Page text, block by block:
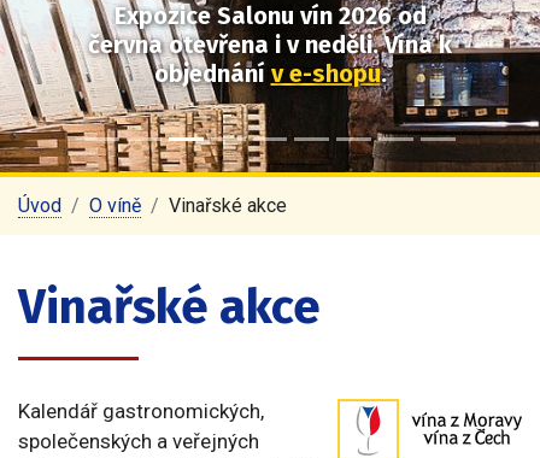
Expozice Salonu vín 2026od
června otevřena i v neděli.Vína k
objednání v e-shopu.
Úvod O víně Vinařské akce
Vinařské akce
Kalendář gastronomických,
společenských a veřejných